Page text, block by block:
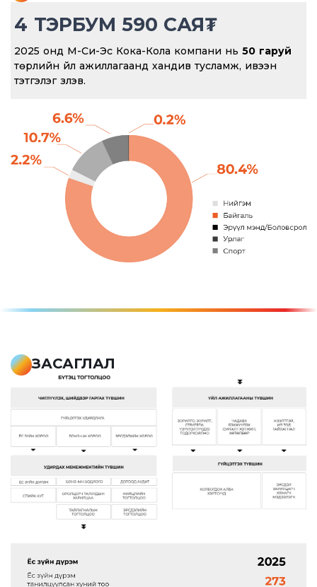
4 ТЭРБУМ 590 САЯ₮
2025 онд М-Си-Эс Кока-Кола компани нь 50 гаруй
төрлийн үйл ажиллагаанд хандив тусламж, ивээн
тэтгэлэг үзүүлэв.
ЗАСАГЛАЛ